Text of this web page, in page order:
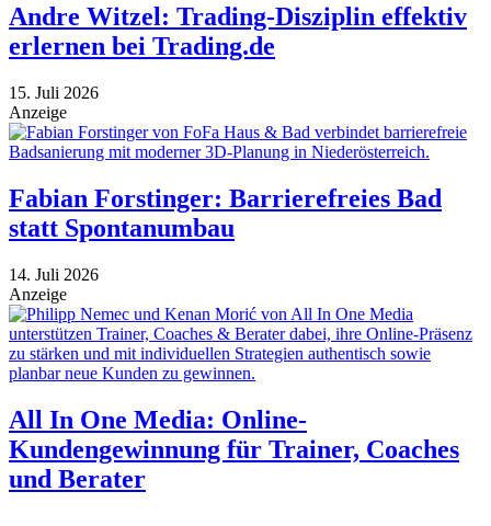
Andre Witzel: Trading-Disziplin effektiv
erlernen bei Trading.de
15. Juli 2026
Anzeige
Fabian Forstinger: Barrierefreies Bad
statt Spontanumbau
14. Juli 2026
Anzeige
All In One Media: Online-
Kundengewinnung für Trainer, Coaches
und Berater